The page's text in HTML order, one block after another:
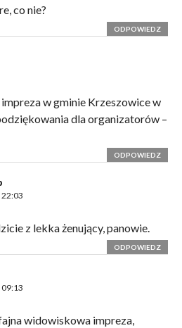
co nie?
ODPOWIEDZ
w gminie Krzeszowice w
dla organizatorów –
ODPOWIEDZ
z lekka żenujący, panowie.
ODPOWIEDZ
widowiskowa impreza,